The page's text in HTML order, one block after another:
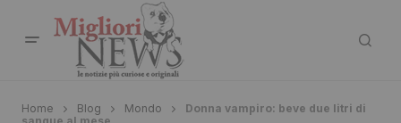
Home Blog Mondo
Donna vampiro: beve due litri di